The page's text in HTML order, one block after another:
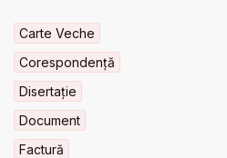
Carte Veche
Corespondență
Disertație
Document
Factură